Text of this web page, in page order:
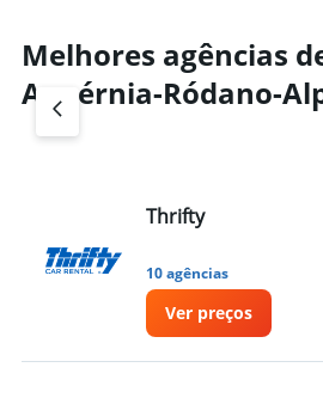
Melhores agências
Auvérnia-Ródano-
Thrifty
10 agências
Ver preços